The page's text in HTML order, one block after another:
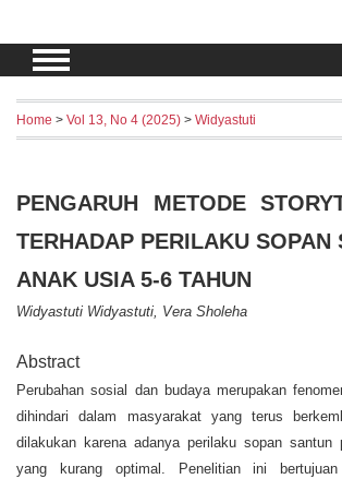
Home > Vol 13, No 4 (2025) > Widyastuti
PENGARUH METODE
TERHADAP PERILAKU SOPAN
ANAK USIA 5-6 TAHUN
Widyastuti Widyastuti, Vera Sholeha
Abstract
Perubahan sosial dan budaya merupakan
dihindari dalam masyarakat yang terus
dilakukan karena adanya perilaku sopan santun
yang kurang optimal. Penelitian ini